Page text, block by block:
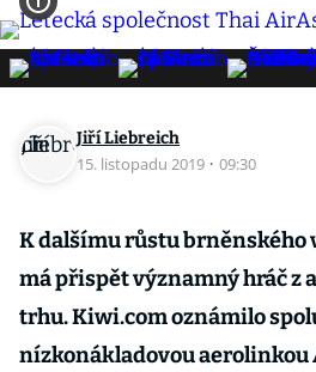
Jiří Liebreich
15. listopadu 2019 · 09:30
K dalšímu růstu brněnského
má přispět významný hráč z
trhu. Kiwi.com oznámilo
nízkonákladovou aerolinkou